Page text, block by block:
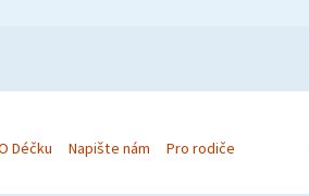
Déčku Napište nám Pro rodiče